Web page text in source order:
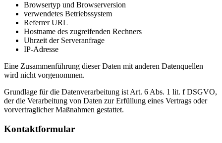
Browsertyp und Browserversion
verwendetes Betriebssystem
Referrer URL
Hostname des zugreifenden Rechners
Uhrzeit der Serveranfrage
IP-Adresse
Eine Zusammenführung dieser Daten mit anderen Datenquellen
wird nicht vorgenommen.
Grundlage für die Datenverarbeitung ist Art. 6 Abs. 1 lit. f DSGVO,
der die Verarbeitung von Daten zur Erfüllung eines Vertrags oder
vorvertraglicher Maßnahmen gestattet.
Kontaktformular